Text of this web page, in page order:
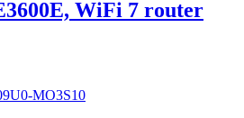
WiFi 7 router
MO3S10